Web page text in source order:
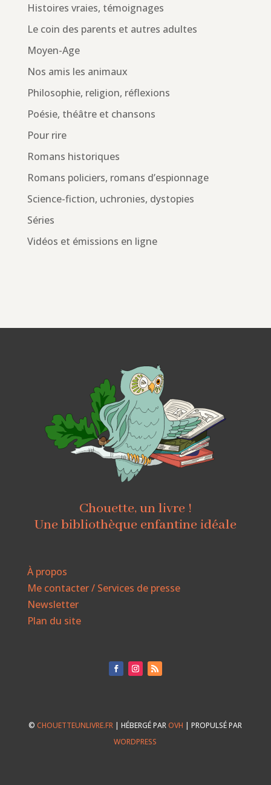
Histoires vraies, témoignages
Le coin des parents et autres adultes
Moyen-Age
Nos amis les animaux
Philosophie, religion, réflexions
Poésie, théâtre et chansons
Pour rire
Romans historiques
Romans policiers, romans d’espionnage
Science-fiction, uchronies, dystopies
Séries
Vidéos et émissions en ligne
Chouette, un livre !
Une bibliothèque enfantine idéale
À propos
Me contacter / Services de presse
Newsletter
Plan du site
©CHOUETTEUNLIVRE.FR | HÉBERGÉ PAROVH | PROPULSÉ PAR
WORDPRESS